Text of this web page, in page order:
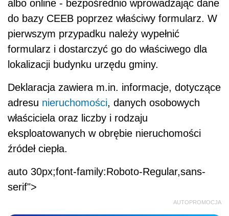
albo online - bezpośrednio wprowadzając dane
do bazy CEEB poprzez właściwy formularz. W
pierwszym przypadku należy wypełnić
formularz i dostarczyć go do właściwego dla
lokalizacji budynku urzędu gminy.
Deklaracja zawiera m.in. informacje, dotyczące
adresu nieruchomości, danych osobowych
właściciela oraz liczby i rodzaju
eksploatowanych w obrębie nieruchomości
źródeł ciepła.
auto 30px;font-family:Roboto-Regular,sans-
serif">
AUTOPROMOCJA